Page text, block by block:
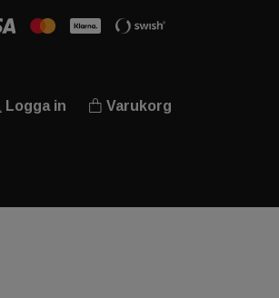
Logga in Varukorg